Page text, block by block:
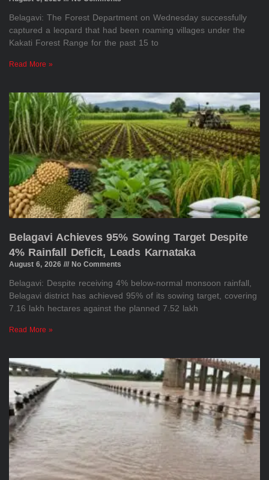
Belagavi: The Forest Department on Wednesday successfully
captured a leopard that had been roaming villages under the
Kakati Forest Range for the past 15 to
Read More »
Belagavi Achieves 95% Sowing Target Despite
4% Rainfall Deficit, Leads Karnataka
August 6, 2026 No Comments
Belagavi: Despite receiving 4% below-normal monsoon rainfall,
Belagavi district has achieved 95% of its sowing target, covering
7.16 lakh hectares against the planned 7.52 lakh
Read More »